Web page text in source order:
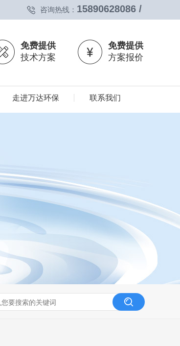
咨询热线： 15890628086 /
免费提供
技术方案
免费提供
方案报价
走进万达环保 联系我们